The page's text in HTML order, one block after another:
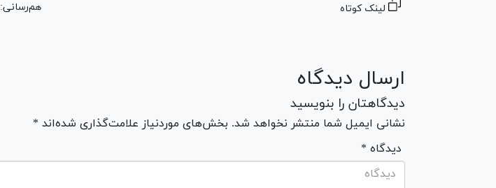
لینک کوتاه هم‌رسانی:
ارسال دیدگاه
دیدگاهتان را بنویسید
نشانی ایمیل شما منتشر نخواهد شد. بخش‌های موردنیاز علامت‌گذاری شده‌اند *
* دیدگاه